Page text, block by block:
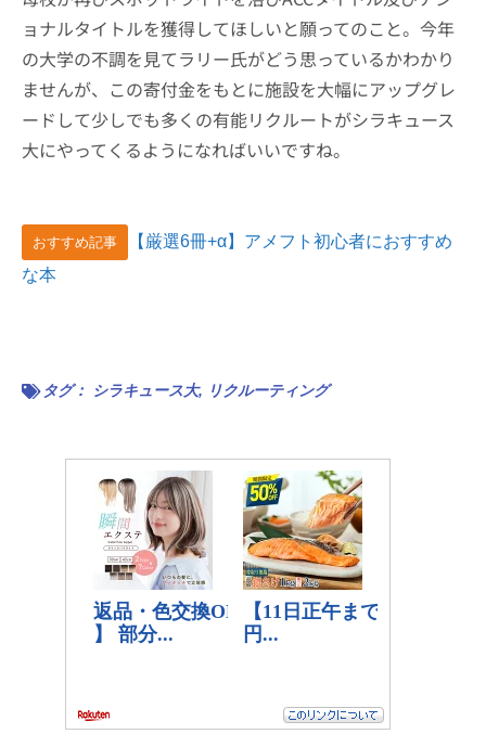
ョナルタイトルを獲得してほしいと願ってのこと。今年
の大学の不調を見てラリー氏がどう思っているかわかり
ませんが、この寄付金をもとに施設を大幅にアップグレ
ードして少しでも多くの有能リクルートがシラキュース
大にやってくるようになればいいですね。
おすすめ記事
【厳選6冊+α】アメフト初心者におすすめ
な本
タグ： シラキュース大, リクルーティング